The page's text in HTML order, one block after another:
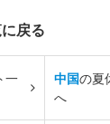
戻る
一
中国の夏
へ